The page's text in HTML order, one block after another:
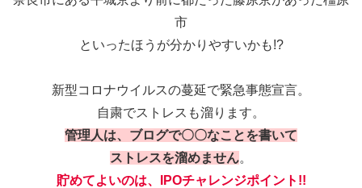
市
といったほうが分かりやすいかも!?
新型コロナウイルスの蔓延で緊急事態宣言。
自粛でストレスも溜ります。
管理人は、ブログで〇〇なことを書いて
ストレスを溜めません。
貯めてよいのは、IPOチャレンジポイント!!